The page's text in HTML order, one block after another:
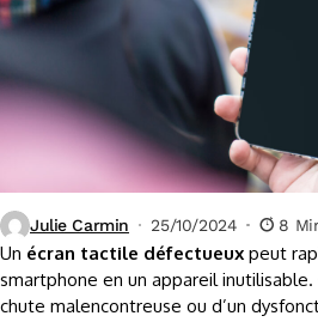
Julie Carmin 25/10/2024 8
Un écran tactile défectueux peut
smartphone en un appareil inutilisable.
chute malencontreuse ou d’un